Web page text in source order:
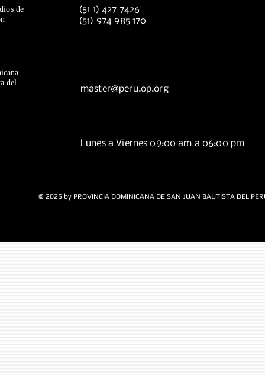
de
(51 1) 427 7426
(51) 974 985 170
del
master@peru.op.org
Lunes a Viernes 09:00 am a 06:00 pm
© 2025 by PROVINCIA DOMINICANA DE SAN JUAN BAUTISTA DEL